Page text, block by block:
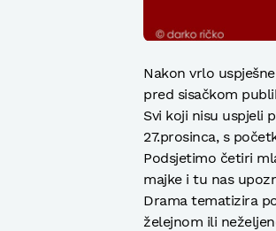
Nakon vrlo
pred sisačkom
Svi koji nisu uspjeli
27.prosinca, s
Podsjetimo četiri
majke i tu nas
Drama tematizira
želejnom ili